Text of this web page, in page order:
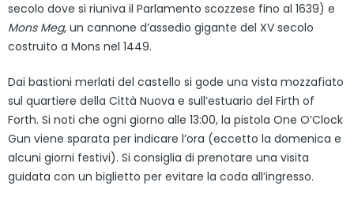
secolo dove si riuniva il Parlamento scozzese fino al 1639) e
Mons Meg, un cannone d’assedio gigante del XV secolo
costruito a Mons nel 1449.
Dai bastioni merlati del castello si gode una vista mozzafiato
sul quartiere della Città Nuova e sull’estuario del Firth of
Forth. Si noti che ogni giorno alle 13:00, la pistola One O’Clock
Gun viene sparata per indicare l’ora (eccetto la domenica e
alcuni giorni festivi). Si consiglia di prenotare una visita
guidata con un biglietto per evitare la coda all’ingresso.